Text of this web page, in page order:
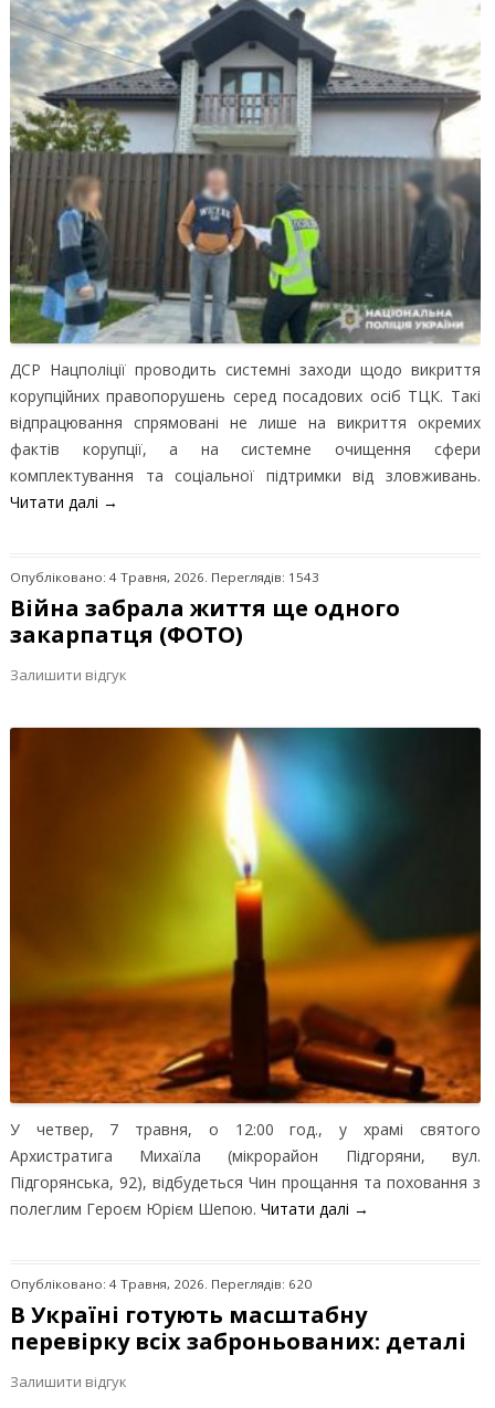
ДСР Нацполіції проводить системні заходи щодо викриття
корупційних правопорушень серед посадових осіб ТЦК. Такі
відпрацювання спрямовані не лише на викриття окремих
фактів корупції, а на системне очищення сфери
комплектування та соціальної підтримки від зловживань.
Читати далі →
Опубліковано: 4 Травня, 2026. Переглядів: 1543
Війна забрала життя ще одного
закарпатця (ФОТО)
Залишити відгук
У четвер, 7 травня, о 12:00 год., у храмі святого
Архистратига Михаїла (мікрорайон Підгоряни, вул.
Підгорянська, 92), відбудеться Чин прощання та поховання з
полеглим Героєм Юрієм Шепою. Читати далі →
Опубліковано: 4 Травня, 2026. Переглядів: 620
В Україні готують масштабну
перевірку всіх заброньованих: деталі
Залишити відгук